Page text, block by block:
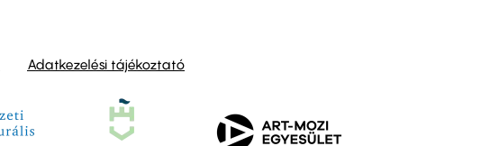
Adatkezelési tájékoztató